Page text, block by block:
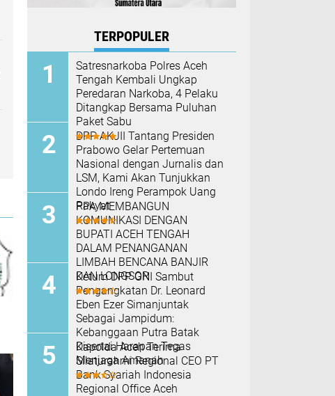
TERPOPULER
Satresnarkoba Polres Aceh
Tengah Kembali Ungkap
Peredaran Narkoba, 4 Pelaku
Ditangkap Bersama Puluhan
Paket Sabu
DPP AKJII Tantang Presiden
Prabowo Gelar Pertemuan
Nasional dengan Jurnalis dan
LSM, Kami Akan Tunjukkan
Londo Ireng Perampok Uang
Rakyat
PPA MEMBANGUN
KOMUNIKASI DENGAN
BUPATI ACEH TENGAH
DALAM PENANGANAN
LIMBAH BENCANA BANJIR
DAN LONGSOR
Ketum DPP GNI Sambut
Pengangkatan Dr. Leonard
Eben Ezer Simanjuntak
Sebagai Jampidum:
Kebanggaan Putra Batak
Disertai Harapan Tegas
Menjaga Amanah
Kapolda Aceh Terima
Silaturahmi Regional CEO PT
Bank Syariah Indonesia
Regional Office Aceh